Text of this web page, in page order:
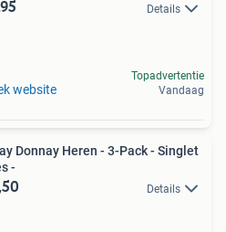
Details
website
Topadvertentie
Vandaag
Donnay Heren - 3-Pack - Singlet
-
Details